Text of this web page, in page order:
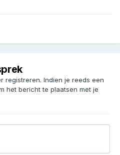
registreren. Indien je reeds een
het bericht te plaatsen met je